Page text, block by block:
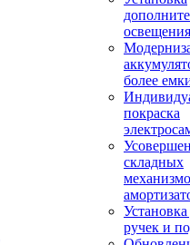
освещения
более
покраска
складных
ручек и